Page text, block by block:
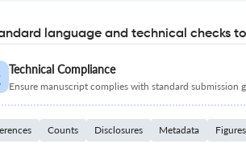
language and technical checks
Technical Compliance
Ensure manuscript complies with standard submission
Counts Disclosures Metadata